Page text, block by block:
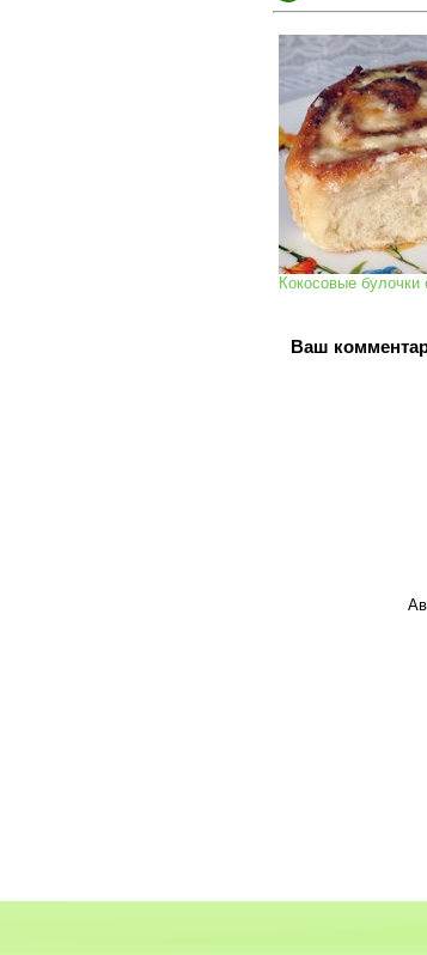
Кокосовые булочки
Ваш